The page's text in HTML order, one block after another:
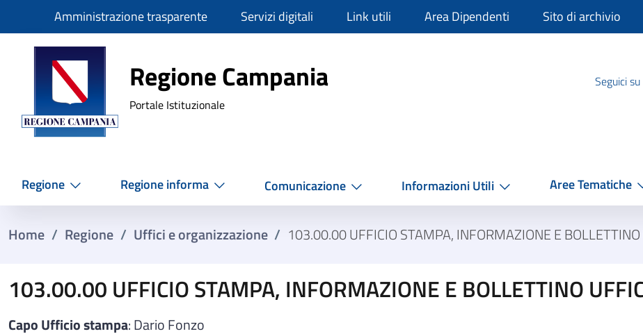
SlimAmministrazione trasparente Servizi digitali Link utili Area Dipendenti Sito di archivio
Regione Campania
Regione Campania
Portale Istituzionale
Seguici su
Regione Regione informa Comunicazione Informazioni Utili Aree Tematiche
Home / Regione / Uffici e organizzazione / 103.00.00 UFFICIO STAMPA, INFORMAZIONE E
103.00.00 UFFICIO STAMPA, INFORMAZIONE E BOLLETTINO
Capo Ufficio stampa: Dario Fonzo